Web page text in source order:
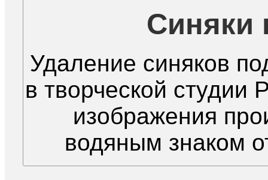
Синяки
Удаление синяков
в творческой студии
изображения
водяным знаком